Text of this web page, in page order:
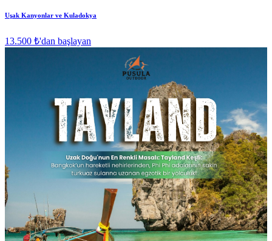
Uşak Kanyonlar ve Kuladokya
13.500 ₺'dan başlayan